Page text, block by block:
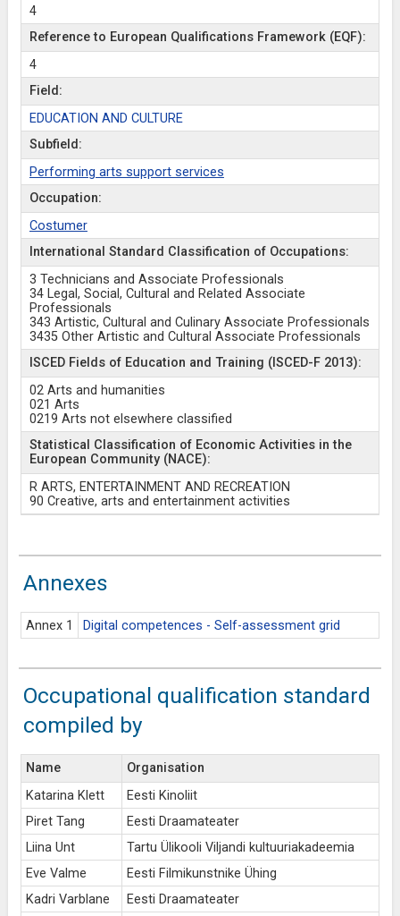
4
Reference to European Qualifications Framework (EQF):
4
Field:
EDUCATION AND CULTURE
Subfield:
Performing arts support services
Occupation:
Costumer
International Standard Classification of Occupations:
3 Technicians and Associate Professionals
34 Legal, Social, Cultural and Related Associate
Professionals
343 Artistic, Cultural and Culinary Associate Professionals
3435 Other Artistic and Cultural Associate Professionals
ISCED Fields of Education and Training (ISCED-F 2013):
02 Arts and humanities
021 Arts
0219 Arts not elsewhere classified
Statistical Classification of Economic Activities in the
European Community (NACE):
R ARTS, ENTERTAINMENT AND RECREATION
90 Creative, arts and entertainment activities
Annexes
Annex 1 Digital competences - Self-assessment grid
Occupational qualification standard
compiled by
Name
Organisation
Katarina Klett
Eesti Kinoliit
Piret Tang
Eesti Draamateater
Liina Unt
Tartu Ülikooli Viljandi kultuuriakadeemia
Eve Valme
Eesti Filmikunstnike Ühing
Kadri Varblane
Eesti Draamateater